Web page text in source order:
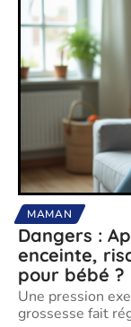
MAMAN
Dangers :
enceinte,
pour bébé ?
Une pression
grossesse fait